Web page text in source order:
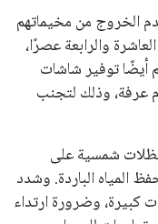
الخروج من مخيماتهم
والرابعة عصرًا،
أيضًا توفير شاشات
عرفة، وذلك لتجنب
شمسية على
المياه الباردة. وشدد
كبيرة، وضرورة ارتداء